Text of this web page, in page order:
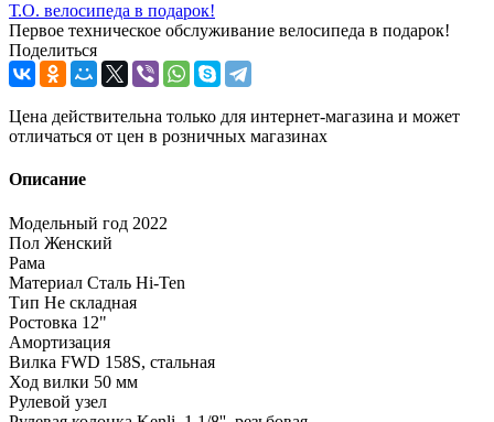
Т.О. велосипеда в подарок!
Первое техническое обслуживание велосипеда в подарок!
Поделиться
Цена действительна только для интернет-магазина и может
отличаться от цен в розничных магазинах
Описание
Модельный год 2022
Пол Женский
Рама
Материал Сталь Hi-Ten
Тип Не складная
Ростовкa 12"
Амортизация
Вилка FWD 158S, стальная
Ход вилки 50 мм
Рулевой узел